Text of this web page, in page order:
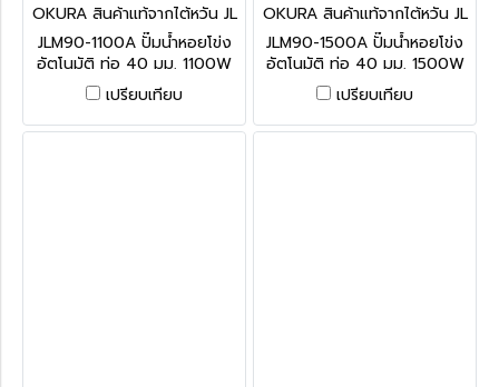
OKURA สินค้าแท้จากไต้หวัน JL
M90-1100A
JLM90-1100A ปั๊มน้ำหอยโข่ง
อัตโนมัติ ท่อ 40 มม. 1100W
/220V (มีสวิตช์อัตโนมัติ) ส่ง
สูง 50 ม. "OKURA"
Automatic Self-Absorbing
เปรียบเทียบ
OKURA สินค้าแท้จากไต้หวัน JL
M90-1500A
JLM90-1500A ปั๊มน้ำหอยโข่ง
อัตโนมัติ ท่อ 40 มม. 1500W
/220V (มีสวิตช์อัตโนมัติ) ส่ง
สูง 60 ม. "OKURA"
Automatic Self-Absorbing
เปรียบเทียบ